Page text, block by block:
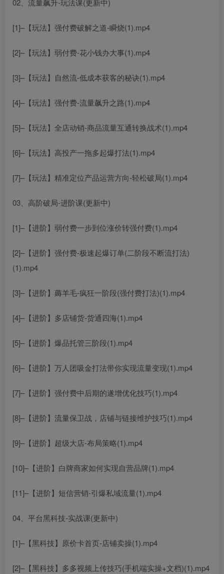
02、流量飙升-玩法课(更新中)
[1]–【玩法】强付费破解之道-瞬烧(1).mp4
[2]–【玩法】弱付费-花小钱办大事(1).mp4
[3]–【玩法】自然流-低成本获客的秘诀(1).mp4
[4]–【玩法】强付费-流量飙升之路(1).mp4
[5]–【玩法】全店动销-商品流量互通转换战术(1).mp4
[6]–【玩法】高投产一拖多起爆打法(1).mp4
[7]–【玩法】精准定位产品运营方向-轻松破局(1).mp4
03、高阶破局-进阶课(更新中)
[1]–【进阶】弱付费一步到位涨价转强付费(1).mp4
[2]–【进阶】强付费-极速起爆订单(二阶段不断流打法)
(1).mp4
[3]–【进阶】薅羊毛-疯狂一阶段(强付费打法)(1).mp4
[4]–【进阶】多店铺货-货通四海(1).mp4
[5]–【进阶】爆品托管三阶段(1).mp4
[6]–【进阶】万人团吸金打法带你实现流量变现(1).mp4
[7]–【进阶】强付费中后期的遂增优化技巧(1).mp4
[8]–【进阶】流量保卫战，店铺与链接维护技巧(1).mp4
[9]–【进阶】超级大店-布局策略(1).mp4
[10]–【进阶】白牌商家如何实现自营品牌(1).mp4
[11]–【进阶】短信营销-引爆私域流量(1).mp4
04、平台黑科技-实战课(更新中)
[1]–【黑科技】原价卡首页-店铺卖操(1).mp4
[2]–【黑科技】多多视频上传技巧(手机端实操+文档)(1).mp4